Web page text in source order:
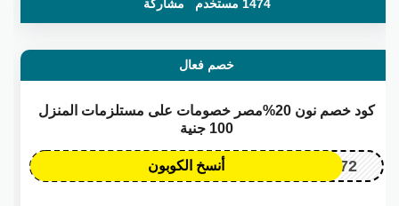
1474 مستخدم مشاركة
خصم فعال
كود خصم نون 20%مصر خصومات على مستلزمات المنزل
100 جنية
OP172 أنسخ الكوبون